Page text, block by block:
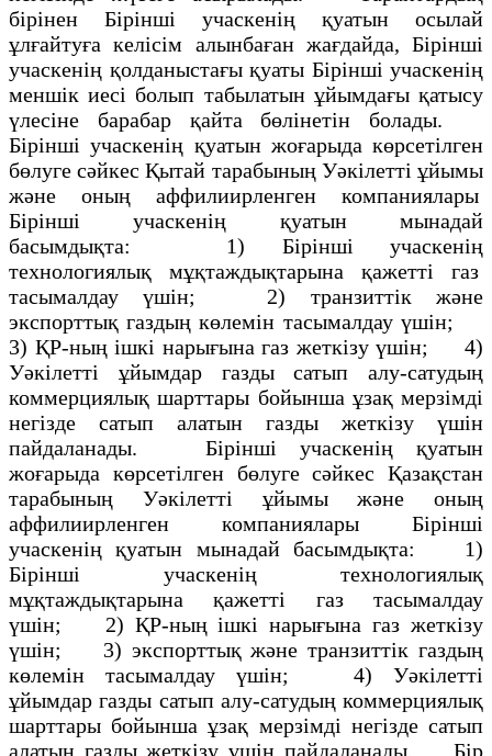
бipiнен Бірінші учаскенің қуатын осылай
ұлғайтуға келісім алынбаған жағдайда, Бірінші
учаскенің қолданыстағы қуаты Бірінші учаскенің
меншік иeci болып табылатын ұйымдағы қатысу
үлесіне барабар қайта бөлінетін болады.
Бірінші учаскенің қуатын жоғарыда көрсетілген
бөлуге сәйкес Қытай тарабының Уәкілетті ұйымы
және оның аффилиирленген компаниялары
Бірінші учаскенің қуатын мынадай
басымдықта: 1) Бірінші учаскенің
технологиялық мұқтаждықтарына қажетті газ
тасымалдау үшін; 2) транзиттік және
экспорттық газдың көлемін тасымалдау үшін;
3) ҚР-ның ішкі нарығына газ жеткізу үшін; 4)
Уәкілетті ұйымдар газды сатып алу-сатудың
коммерциялық шарттары бойынша ұзақ мерзімді
негізде сатып алатын газды жеткізу үшін
пайдаланады. Бірінші учаскенің қуатын
жоғарыда көрсетілген бөлуге сәйкес Қазақстан
тарабының Уәкілетті ұйымы және оның
аффилиирленген компаниялары Бірінші
учаскенің қуатын мынадай басымдықта: 1)
Бірінші учаскенің технологиялық
мұқтаждықтарына қажетті газ тасымалдау
үшін; 2) ҚР-ның ішкі нарығына газ жеткізу
үшін; 3) экспорттық және транзиттік газдың
көлемін тасымалдау үшін; 4) Уәкілетті
ұйымдар газды сатып алу-сатудың коммерциялық
шарттары бойынша ұзақ мерзімді негізде сатып
алатын газды жеткізу үшін пайдаланады. Біp